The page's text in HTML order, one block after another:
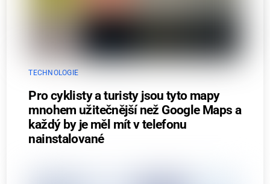
TECHNOLOGIE
Pro cyklisty a turisty jsou tyto mapy
mnohem užitečnější než Google Maps a
každý by je měl mít v telefonu
nainstalované